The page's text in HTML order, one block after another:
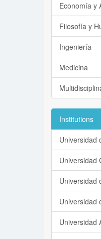
Economía y
Filosofía y
Ingeniería
Medicina
Institutions
Universidad
Universidad
Universidad
Universidad
Universidad